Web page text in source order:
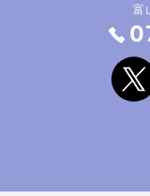
富